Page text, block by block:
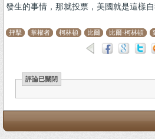
發生的事情，那就投票，美國就是這樣
抨擊 掌權者 柯林頓 比爾 比爾·柯林頓
評論已關閉